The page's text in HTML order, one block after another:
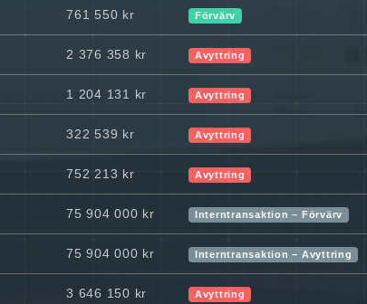
761 550 kr Förvärv
2 376 358 kr Avyttring
1 204 131 kr Avyttring
322 539 kr Avyttring
752 213 kr Avyttring
75 904 000 kr Interntransaktion – Förvärv
75 904 000 kr Interntransaktion – Avyttring
3 646 150 kr Avyttring